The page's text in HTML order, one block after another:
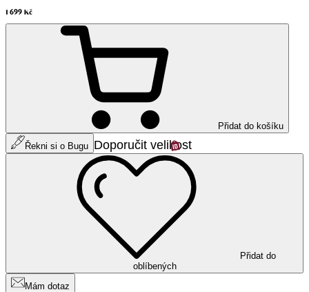
1 699 Kč
Přidat do košíku
Řekni si o Bugu Doporučit velikost
Přidat do
oblíbených
Mám dotaz